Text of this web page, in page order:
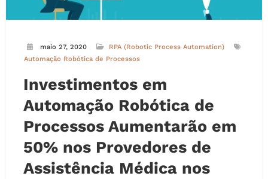
maio 27, 2020
RPA (Robotic Process Automation)
Automação Robótica de Processos
Investimentos em
Automação Robótica de
Processos Aumentarão em
50% nos Provedores de
Assistência Médica nos